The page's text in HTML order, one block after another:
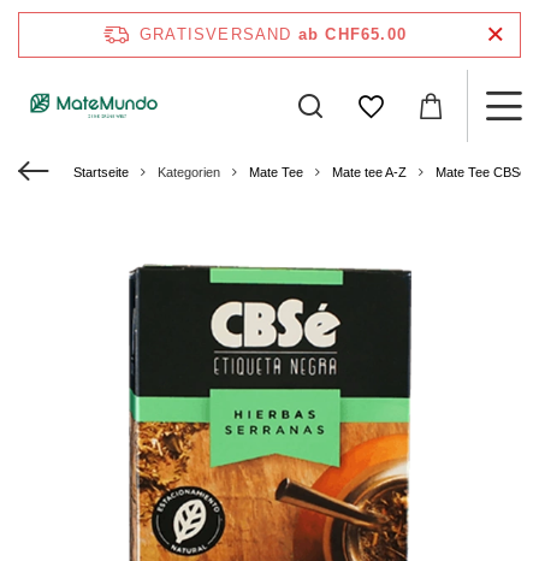
GRATISVERSAND ab CHF65.00
Startseite Kategorien Mate Tee Mate tee A-Z Mate Tee CBSe